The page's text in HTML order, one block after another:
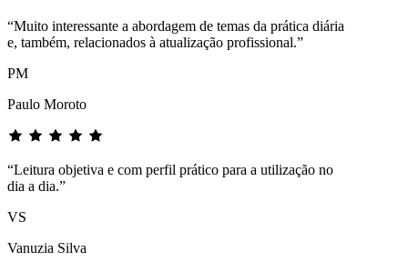
“Muito interessante a abordagem de temas da prática diária
e, também, relacionados à atualização profissional.”
PM
Paulo Moroto
“Leitura objetiva e com perfil prático para a utilização no
dia a dia.”
VS
Vanuzia Silva